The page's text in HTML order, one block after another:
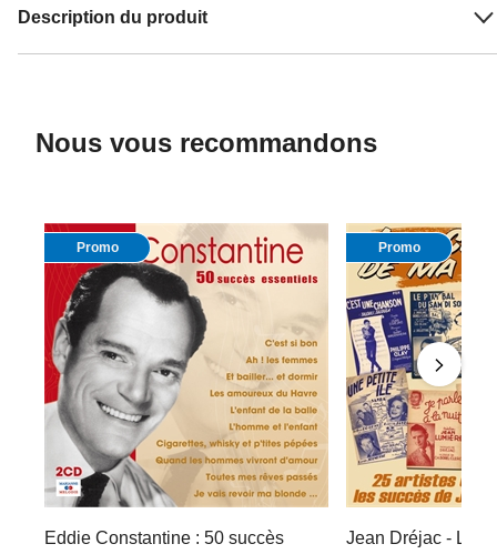
Description du produit
Nous vous recommandons
Promo
Eddie Constantine : 50 succès
Promo
Jean Dréjac - Les